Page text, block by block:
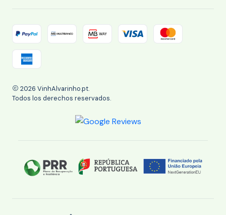
2026 VinhAlvarinho.pt.
Todos los derechos reservados.